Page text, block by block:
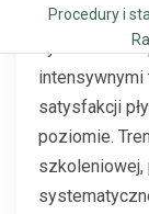
Procedury i
Podczas
życiu ucznia-
intensywnymi
satysfakcji
poziomie.
szkoleniowej,